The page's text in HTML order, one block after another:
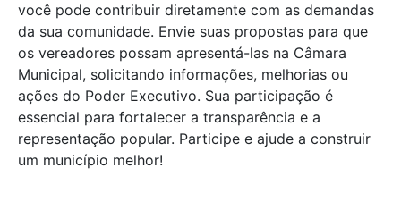
você pode contribuir diretamente com as demandas
da sua comunidade. Envie suas propostas para que
os vereadores possam apresentá-las na Câmara
Municipal, solicitando informações, melhorias ou
ações do Poder Executivo. Sua participação é
essencial para fortalecer a transparência e a
representação popular. Participe e ajude a construir
um município melhor!